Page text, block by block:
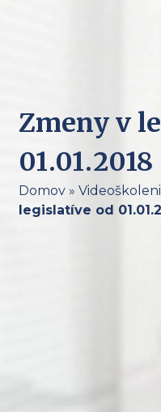
Zmeny v
01.01.2018
Domov»
legislatíve od